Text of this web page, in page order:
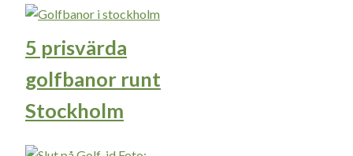
5 prisvärda
golfbanor runt
Stockholm